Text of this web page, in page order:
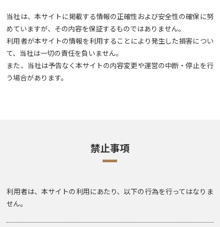
当社は、本サイトに掲載する情報の正確性および安全性の確保に努
めていますが、その内容を保証するものではありません。
利用者が本サイトの情報を利用することにより発生した損害につい
て、当社は一切の責任を負いません。
また、当社は予告なく本サイトの内容変更や運営の中断・停止を行
う場合があります。
禁止事項
ー
利用者は、本サイトの利用にあたり、以下の行為を行ってはなりま
せん。